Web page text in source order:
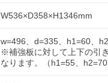
W536×D358×H1346mm
w=496、d=335、h1=60、
※補強板に対して上下の引
なります。（h1=55、